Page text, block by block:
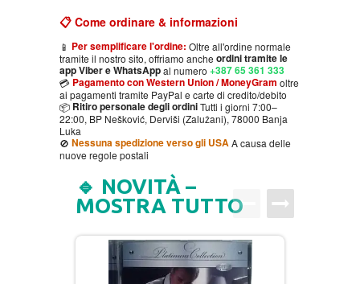
BECUTAN
CIBO E BEVANDE
PAVLODERM
PAVLOVIC OINTMENT
100% NATURALE
DVD
MOVIES DVD
MUSIC DVD
GADGET
MTEL PREPAID SIM CARD
SPEDIZIONE DI PACCHI
LIBRI
AUTOBIOGRAFIJA
AVANTURISTIČKI
BIOGRAFIJA
FOLK
ZABAVNA
📋 Come ordinare & informazioni
📱 Per semplificare l'ordine: Oltre all'ordine normale
tramite il nostro sito, offriamo anche ordini tramite le
app Viber e WhatsAppal numero +387 65 361 333
💳 Pagamento con Western Union / MoneyGram oltre
ai pagamenti tramite PayPal e carte di credito/debito
📦 Ritiro personale degli ordiniTutti i giorni 7:00–
22:00, BP Nešković, Derviši (Zalužani), 78000 Banja
Luka
🚫 Nessuna spedizione verso gli USAA causa delle
nuove regole postali
🔹 NOVITÀ –
MOSTRA TUTTO